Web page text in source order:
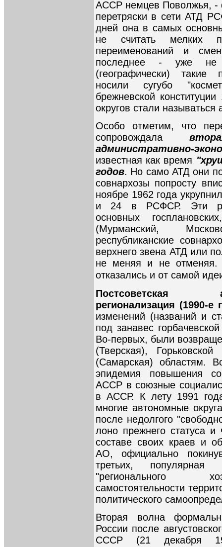
АССР немцев Поволжья, -
перетряски в сети АТД
дней она в самых
не считать мелких
переименований и
последнее - уже не
(географически) такие
носили сугубо
брежневской
округов стали
Особо отметим, что
сопровождала
административно-
известная как время
годов. Но само АТД они
совнархозы попросту
ноябре 1962 года
и 24 в РСФСР. Эти
основных
(Мурманский,
республиканские
верхнего звена АТД или
не меняя и не отменяя.
отказались и от самой
Постсоветская
регионализация (1990-
изменений (названий и
под занавес
Во-первых, были
(Тверская),
(Самарская) областям.
эпидемия повышения
АССР в союзные
в АССР. К лету 1991
многие автономные
после недолгого
лоно прежнего статуса
составе своих краев и
АО, официально
третьих,
"регионального
самостоятельности
политического
Вторая волна
России после
СССР (21 декабря